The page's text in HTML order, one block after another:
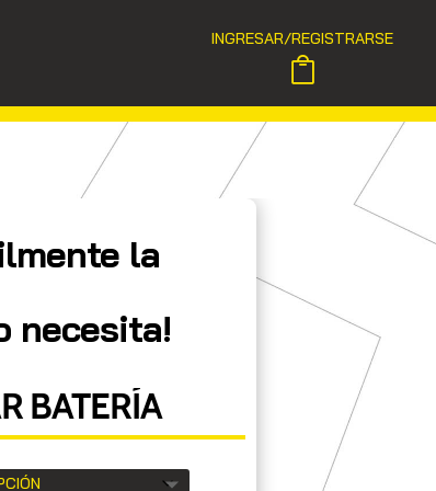
INGRESAR/REGISTRARSE
la
necesita!
BATERÍA